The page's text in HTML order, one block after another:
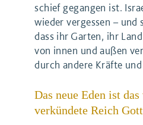
schief gegangen ist.
wieder vergessen – und
dass ihr Garten, ihr
von innen und außen
durch andere Kräfte
Das neue Eden ist das
verkündete Reich